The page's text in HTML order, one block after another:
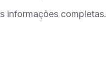
informações completas.